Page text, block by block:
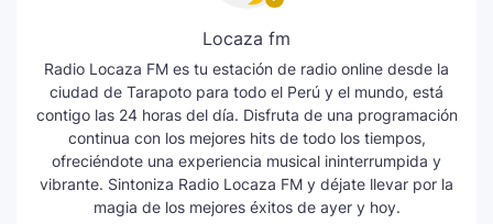
Locaza fm
Radio Locaza FM es tu estación de radio online desde la
ciudad de Tarapoto para todo el Perú y el mundo, está
contigo las 24 horas del día. Disfruta de una programación
continua con los mejores hits de todo los tiempos,
ofreciéndote una experiencia musical ininterrumpida y
vibrante. Sintoniza Radio Locaza FM y déjate llevar por la
magia de los mejores éxitos de ayer y hoy.